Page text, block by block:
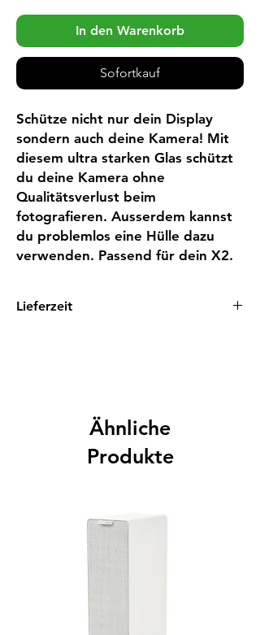
In den Warenkorb
Sofortkauf
Schütze nicht nur dein Display
sondern auch deine Kamera! Mit
diesem ultra starken Glas schützt
du deine Kamera ohne
Qualitätsverlust beim
fotografieren. Ausserdem kannst
du problemlos eine Hülle dazu
verwenden. Passend für dein X2.
Lieferzeit
Ähnliche
Produkte